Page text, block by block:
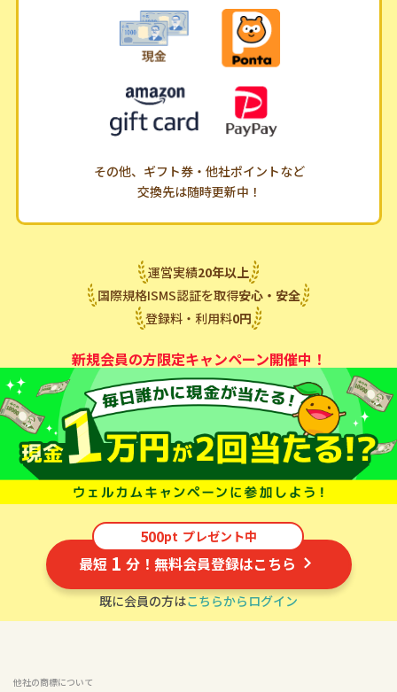
その他、ギフト券・他社ポイントなど
交換先は随時更新中！
運営実績20年以上
国際規格ISMS認証を取得安心・安全
登録料・利用料0円
新規会員の方限定キャンペーン開催中！
500pt プレゼント中
最短 1 分！無料会員登録はこちら
既に会員の方はこちらからログイン
他社の商標について